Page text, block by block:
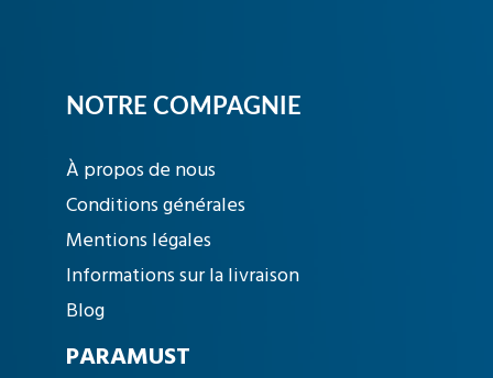
NOTRE COMPAGNIE
À propos de nous
Conditions générales
Mentions légales
Informations sur la livraison
Blog
PARAMUST